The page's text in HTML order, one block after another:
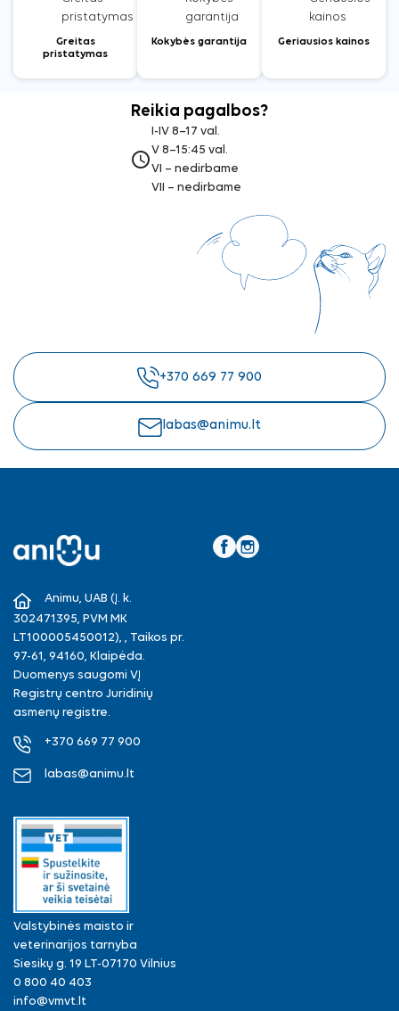
Greitas
pristatymas
Kokybės garantija Geriausios kainos
Reikia pagalbos?
access_time
I-IV 8–17 val.
V 8–15:45 val.
VI – nedirbame
VII – nedirbame
+370 669 77 900
labas@animu.lt
Animu, UAB (Į. k.
302471395, PVM MK
LT100005450012), , Taikos pr.
97-61, 94160, Klaipėda.
Duomenys saugomi VĮ
Registrų centro Juridinių
asmenų registre.
+370 669 77 900
labas@animu.lt
Valstybinės maisto ir
veterinarijos tarnyba
Siesikų g. 19 LT-07170 Vilnius
0 800 40 403
info@vmvt.lt